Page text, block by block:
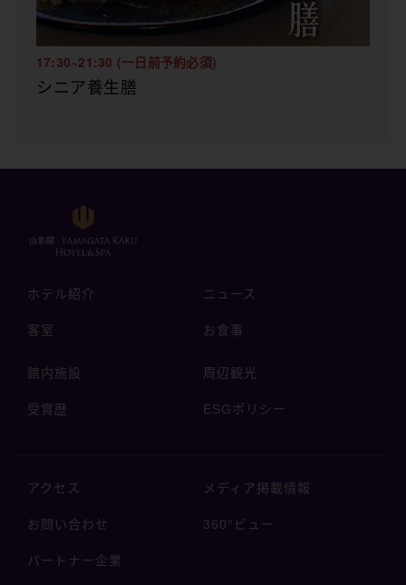
17:30~21:30 (一日前予約必須)
シニア養生膳
ホテル紹介 ニュース
客室 お食事
館内施設 周辺観光
受賞歴 ESGポリシー
アクセス メディア掲載情報
お問い合わせ 360°ビュー
パートナー企業